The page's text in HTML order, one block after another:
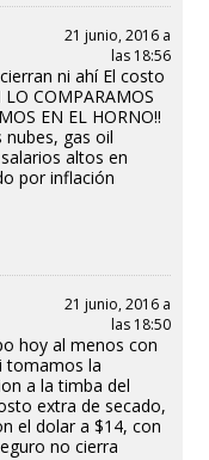
21 junio, 2016 a
las 18:56
ni ahí El costo
COMPARAMOS
EN EL HORNO!!
gas oil
altos en
por inflación
21 junio, 2016 a
las 18:50
hoy al menos con
tomamos la
a la timba del
extra de secado,
el dolar a $14, con
no cierra